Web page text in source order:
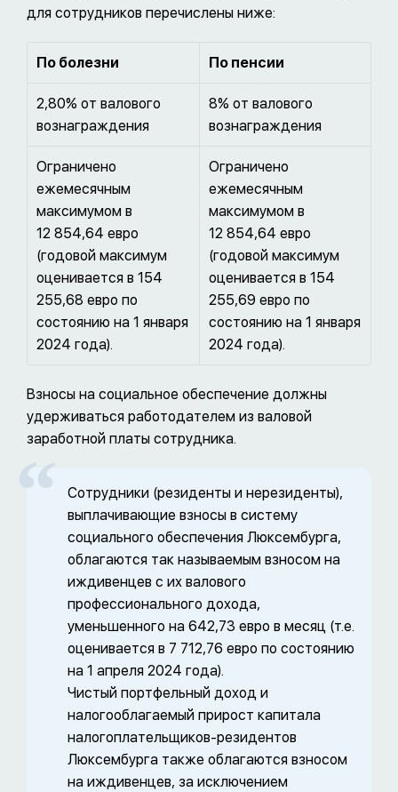
для сотрудников перечислены ниже:
По болезни По пенсии
2,80% от валового
вознаграждения
8% от валового
вознаграждения
Ограничено
ежемесячным
максимумом в
12 854,64 евро
(годовой максимум
оценивается в 154
255,68 евро по
состоянию на 1 января
2024 года).
Ограничено
ежемесячным
максимумом в
12 854,64 евро
(годовой максимум
оценивается в 154
255,69 евро по
состоянию на 1 января
2024 года).
Взносы на социальное обеспечение должны
удерживаться работодателем из валовой
заработной платы сотрудника.
Сотрудники (резиденты и нерезиденты),
выплачивающие взносы в систему
социального обеспечения Люксембурга,
облагаются так называемым взносом на
иждивенцев с их валового
профессионального дохода,
уменьшенного на 642,73 евро в месяц (т.е.
оценивается в 7 712,76 евро по состоянию
на 1 апреля 2024 года).
Чистый портфельный доход и
налогооблагаемый прирост капитала
налогоплательщиков-резидентов
Люксембурга также облагаются взносом
на иждивенцев, за исключением